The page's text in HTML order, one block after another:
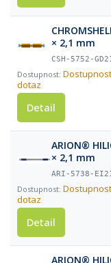
× 2,1 mm
CSH-5752-
dotaz
Detail
ARION®
× 2,1 mm
ARI-5738-
dotaz
Detail
ARION®